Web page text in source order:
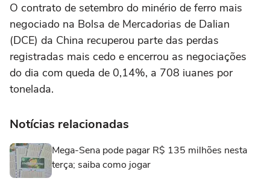
O contrato de setembro do minério de ferro mais
negociado na Bolsa de Mercadorias de Dalian
(DCE) da China recuperou parte das perdas
registradas mais cedo e encerrou as negociações
do dia com queda de 0,14%, a 708 iuanes por
tonelada.
Notícias relacionadas
Mega-Sena pode pagar R$ 135 milhões nesta
terça; saiba como jogar